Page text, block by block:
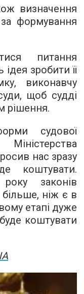
визначення
формування
питання
зробити її
виконавчу
щоб судді
рішення.
судової
нас зразу
коштувати.
законів
ніж є в
етапі дуже
коштувати